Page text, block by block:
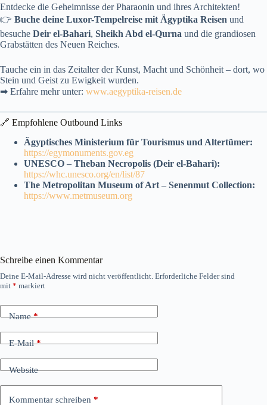
Entdecke die Geheimnisse der Pharaonin und ihres Architekten!
👉 Buche deine Luxor-Tempelreise mit Ägyptika Reisen und
besuche Deir el-Bahari, Sheikh Abd el-Qurna und die grandiosen
Grabstätten des Neuen Reiches.
Tauche ein in das Zeitalter der Kunst, Macht und Schönheit – dort, wo
Stein und Geist zu Ewigkeit wurden.
➡ Erfahre mehr unter: www.aegyptika-reisen.de
🔗 Empfohlene Outbound Links
Ägyptisches Ministerium für Tourismus und Altertümer:
https://egymonuments.gov.eg
UNESCO – Theban Necropolis (Deir el-Bahari):
https://whc.unesco.org/en/list/87
The Metropolitan Museum of Art – Senenmut Collection:
https://www.metmuseum.org
Schreibe einen Kommentar
Deine E-Mail-Adresse wird nicht veröffentlicht. Erforderliche Felder sind
mit * markiert
Name*
E-Mail*
Website
Kommentar schreiben *